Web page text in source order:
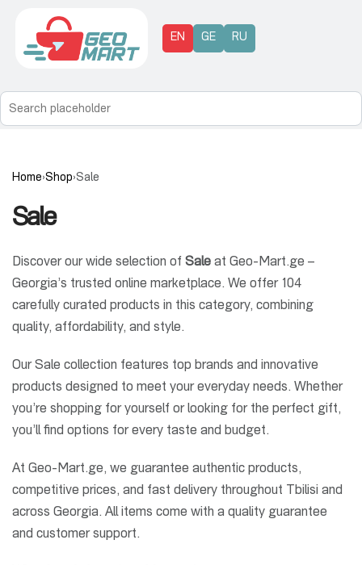
EN GE RU
Home›Shop›Sale
Sale
Discover our wide selection of Sale at Geo-Mart.ge –
Georgia’s trusted online marketplace. We offer 104
carefully curated products in this category, combining
quality, affordability, and style.
Our Sale collection features top brands and innovative
products designed to meet your everyday needs. Whether
you’re shopping for yourself or looking for the perfect gift,
you’ll find options for every taste and budget.
At Geo-Mart.ge, we guarantee authentic products,
competitive prices, and fast delivery throughout Tbilisi and
across Georgia. All items come with a quality guarantee
and customer support.